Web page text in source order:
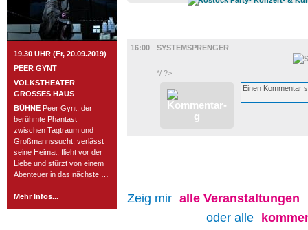
19.30 UHR (Fr, 20.09.2019)
PEER GYNT
VOLKSTHEATER
GROSSES HAUS
BÜHNE Peer Gynt, der
berühmte Phantast
zwischen Tagtraum und
Großmannssucht, verlässt
seine Heimat, flieht vor der
Liebe und stürzt von einem
Abenteuer in das nächste …
Mehr Infos...
16:00
SYSTEMSPRENGER
*/ ?>
Zeig mir alle Veranstaltungen
oder alle